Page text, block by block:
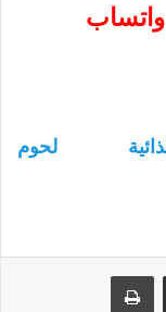
واتساب
لحوم